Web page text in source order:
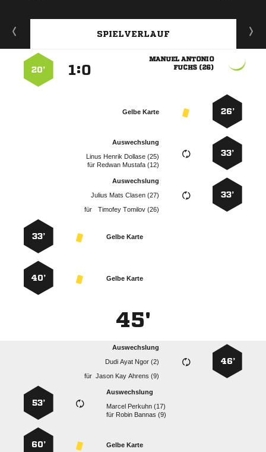
SPIELVERLAUF
 
 
:
20’
26’
Gelbe Karte
33’
Auswechslung
   
für   
33’
Auswechslung
   
für
  
Gelbe Karte
33’
Gelbe Karte
40’
45'
46’
Auswechslung
   
für    
Auswechslung
  
für   
53’
Gelbe Karte
60’